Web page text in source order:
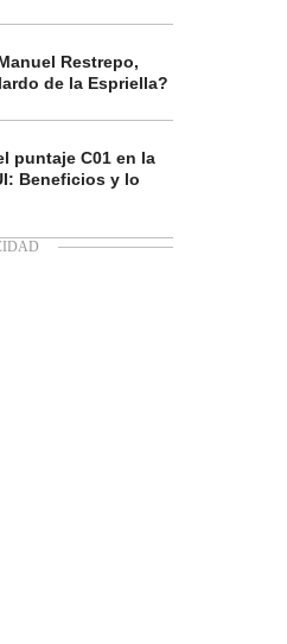
Restrepo,
de la Espriella?
puntaje C01 en la
Beneficios y lo